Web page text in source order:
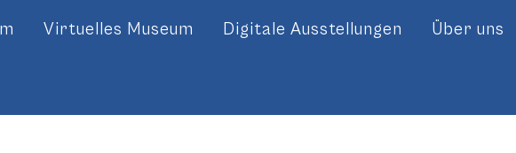
Virtuelles Museum Digitale Ausstellungen Über uns